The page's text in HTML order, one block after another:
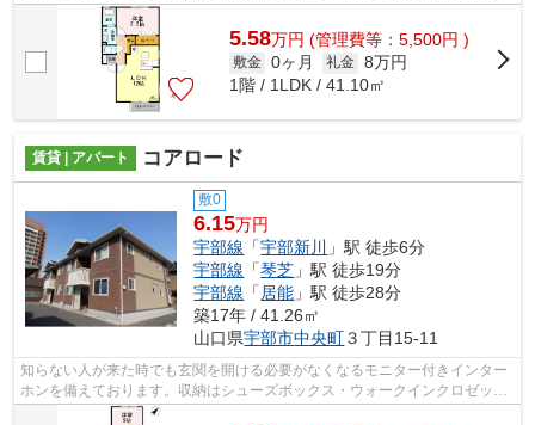
納に重宝します。安定してTVを視聴でき...
5.58万円 (管理費等：5,500円 )
敷金 0ヶ月 礼金 8万円
1階 / 1LDK / 41.10㎡
賃貸 | アパート コアロード
敷0
6.15万円
宇部線 「宇部新川 」駅 徒歩6分
宇部線 「琴芝 」駅 徒歩19分
宇部線 「居能 」駅 徒歩28分
築17年 / 41.26㎡
山口県宇部市中央町３丁目15-11
知らない人が来た時でも玄関を開ける必要がなくなるモニター付きインター
ホンを備えております。収納はシューズボックス・ウォークインクロゼッ
ト・全居室収納などが備え付けられてい...